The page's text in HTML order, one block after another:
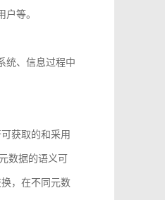
等。
统、信息过程中
获取的和采用
数据的语义可
，在不同元数